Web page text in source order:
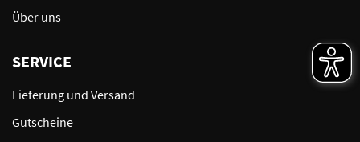
Über uns
SERVICE
Lieferung und Versand
Gutscheine